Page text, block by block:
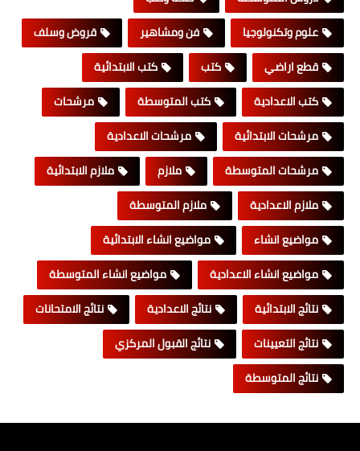
علوم وتكنولوجيا
فن ومشاهير
قروض وسلف
قطع اراضي
كتب
كتب الابتدائية
كتب الاعدادية
كتب المتوسطة
مرشحات
مرشحات الابتدائية
مرشحات الاعدادية
مرشحات المتوسطة
ملازم
ملازم الابتدائية
ملازم الاعدادية
ملازم المتوسطة
مواضيع انشاء
مواضيع انشاء الابتدائية
مواضيع انشاء الاعدادية
مواضيع انشاء المتوسطة
نتائج الابتدائية
نتائج الاعدادية
نتائج الامتحانات
نتائج التعيينات
نتائج القبول المركزي
نتائج المتوسطة